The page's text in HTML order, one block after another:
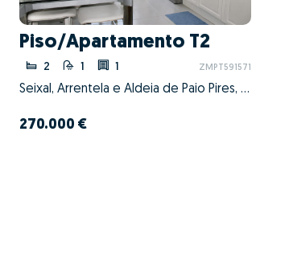
Piso/Apartamento T2
2 1 1 ZMPT591571
Seixal, Arrentela e Aldeia de Paio Pires, Seixal, Setúbal
270.000 €